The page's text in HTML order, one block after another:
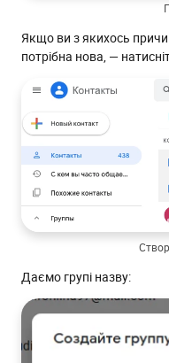
Якщо ви з якихось
потрібна нова, —
Даємо групі назву: